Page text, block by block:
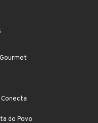
Conecta
do Povo